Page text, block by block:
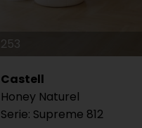
253
Castell
Honey Naturel
Serie: Supreme 812